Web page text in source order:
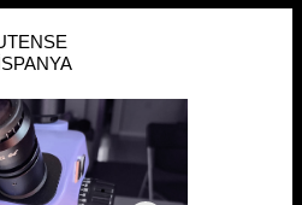
ÜNIVERSITESI